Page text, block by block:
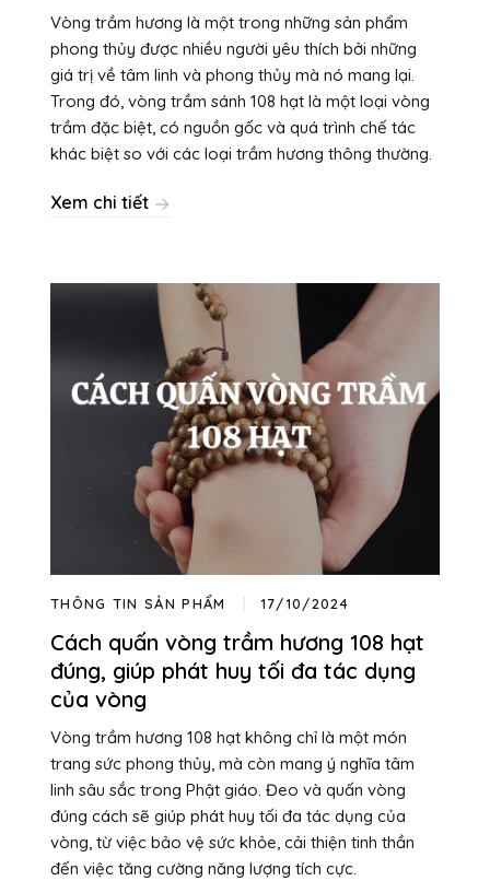
Vòng trầm hương là một trong những sản phẩm
phong thủy được nhiều người yêu thích bởi những
giá trị về tâm linh và phong thủy mà nó mang lại.
Trong đó, vòng trầm sánh 108 hạt là một loại vòng
trầm đặc biệt, có nguồn gốc và quá trình chế tác
khác biệt so với các loại trầm hương thông thường.
Xem chi tiết
THÔNG TIN SẢN PHẨM 17/10/2024
Cách quấn vòng trầm hương 108 hạt
đúng, giúp phát huy tối đa tác dụng
của vòng
Vòng trầm hương 108 hạt không chỉ là một món
trang sức phong thủy, mà còn mang ý nghĩa tâm
linh sâu sắc trong Phật giáo. Đeo và quấn vòng
đúng cách sẽ giúp phát huy tối đa tác dụng của
vòng, từ việc bảo vệ sức khỏe, cải thiện tinh thần
đến việc tăng cường năng lượng tích cực.